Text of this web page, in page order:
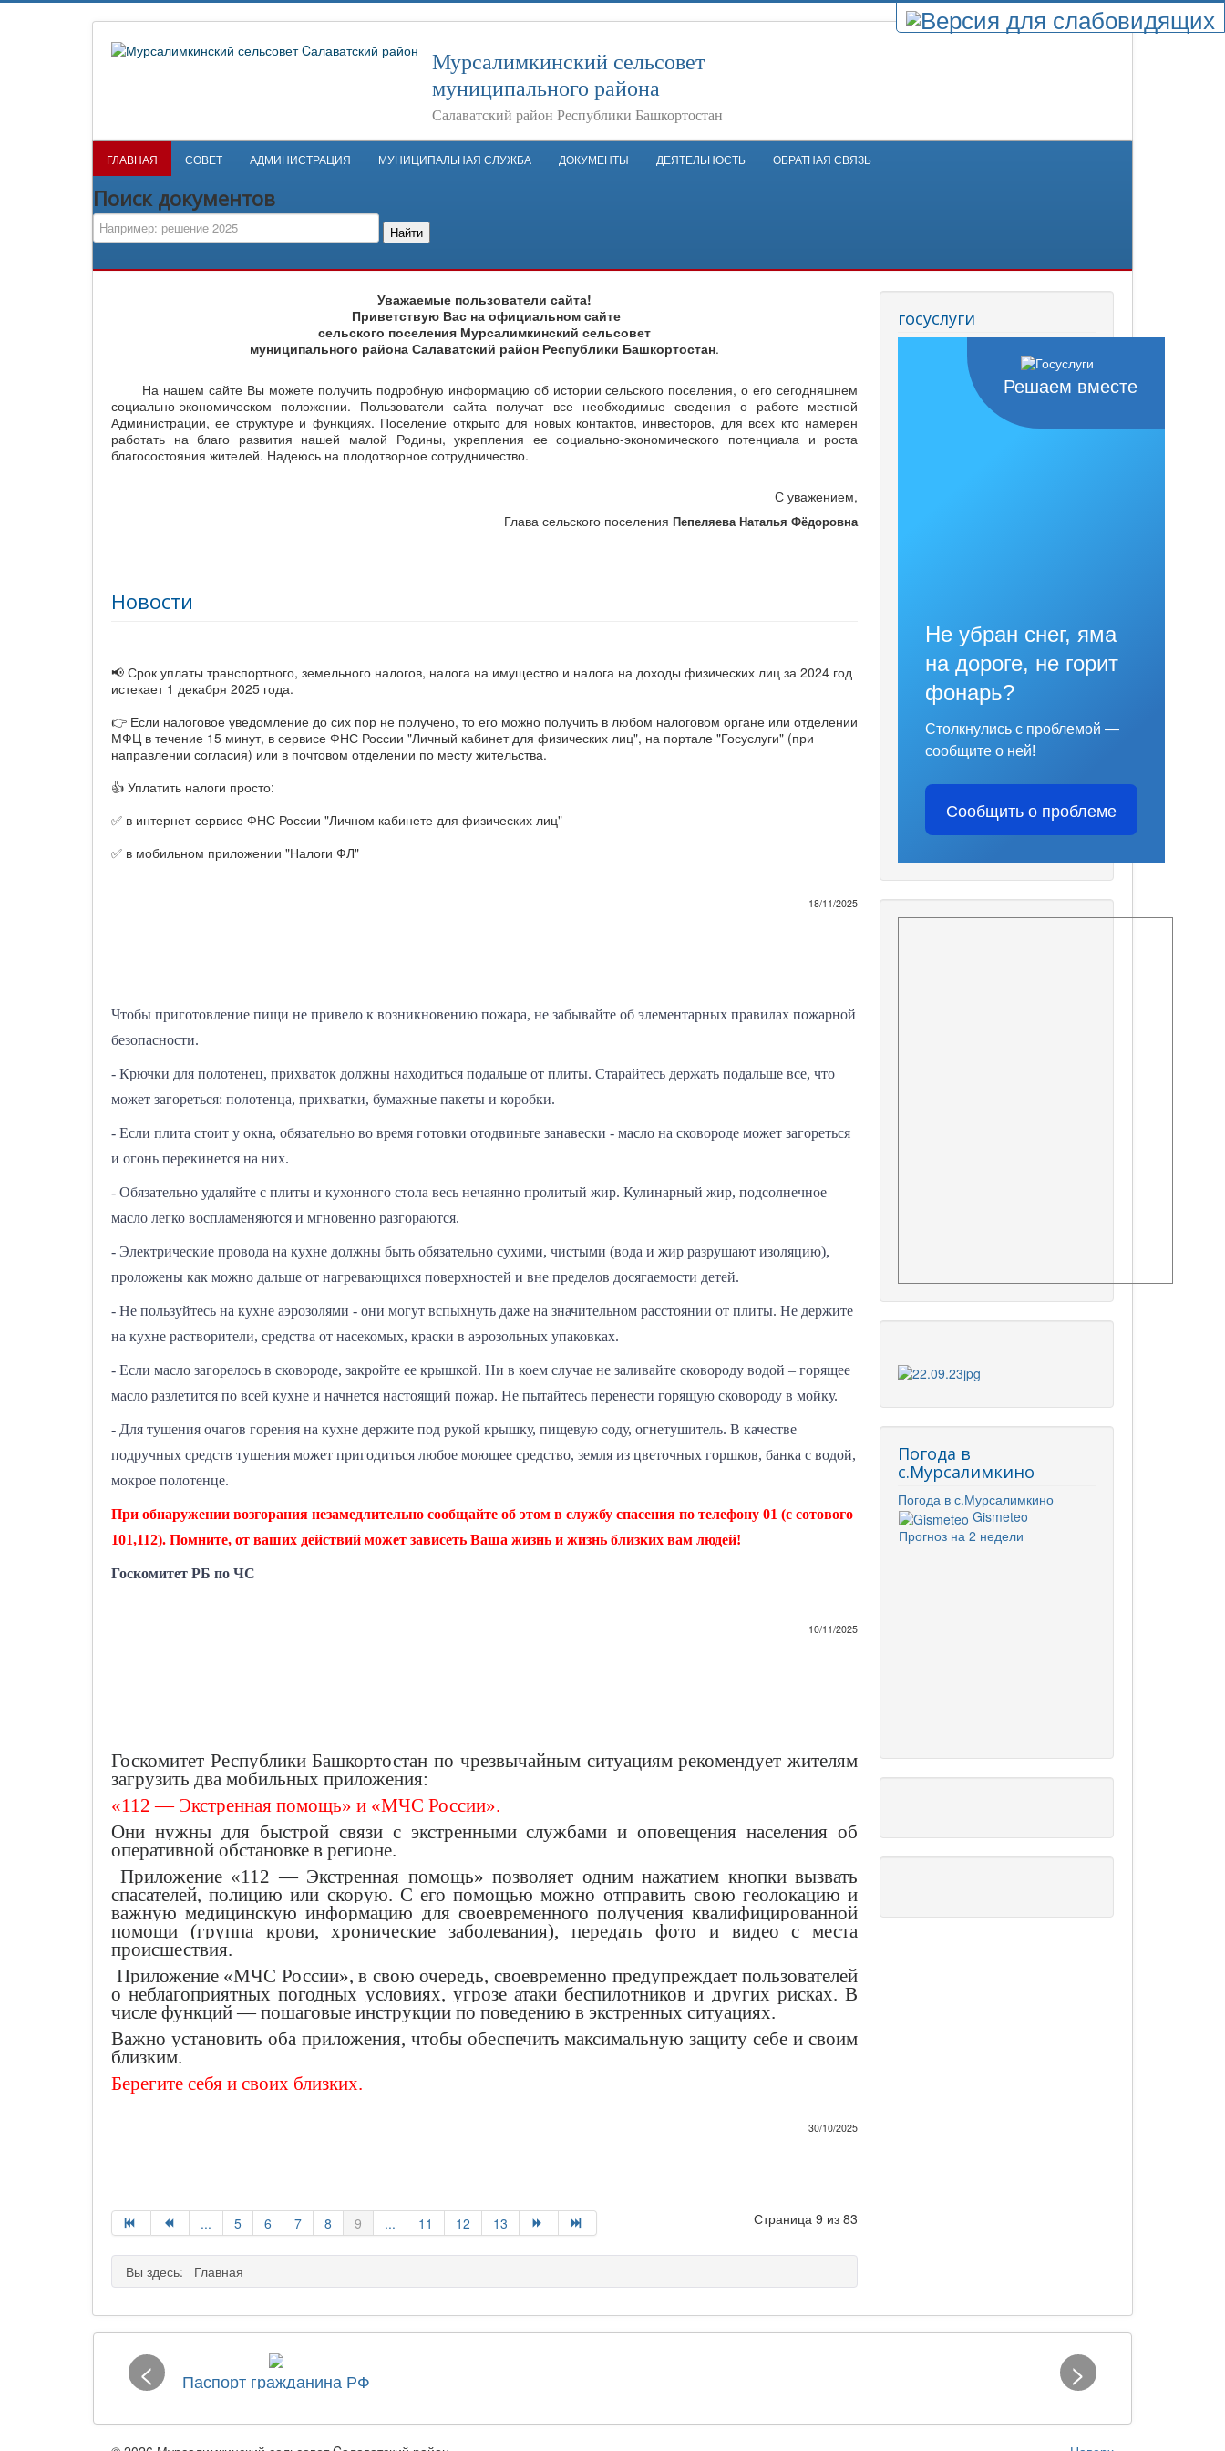
Мурсалимкинский сельсовет
муниципального района
Салаватский район Республики Башкортостан
ГЛАВНАЯ СОВЕТ АДМИНИСТРАЦИЯ МУНИЦИПАЛЬНАЯ СЛУЖБА ДОКУМЕНТЫ ДЕЯТЕЛЬНОСТЬ ОБРАТНАЯ СВЯЗЬ
Поиск документов
Найти
Уважаемые пользователи сайта!
Приветствую Вас на официальном сайте
сельского поселения Мурсалимкинский сельсовет
муниципального района Салаватский район Республики Башкортостан.
На нашем сайте Вы можете получить подробную информацию об истории сельского поселения, о его сегодняшнем
социально-экономическом положении. Пользователи сайта получат все необходимые сведения о работе местной
Администрации, ее структуре и функциях. Поселение открыто для новых контактов, инвесторов, для всех кто намерен
работать на благо развития нашей малой Родины, укрепления ее социально-экономического потенциала и роста
благосостояния жителей. Надеюсь на плодотворное сотрудничество.
С уважением,
Глава сельского поселения Пепеляева Наталья Фёдоровна
Новости
📢 Срок уплаты транспортного, земельного налогов, налога на имущество и налога на доходы физических лиц за 2024 год
истекает 1 декабря 2025 года.
👉 Если налоговое уведомление до сих пор не получено, то его можно получить в любом налоговом органе или отделении
МФЦ в течение 15 минут, в сервисе ФНС России "Личный кабинет для физических лиц", на портале "Госуслуги" (при
направлении согласия) или в почтовом отделении по месту жительства.
👍 Уплатить налоги просто:
✅ в интернет-сервисе ФНС России "Личном кабинете для физических лиц"
✅ в мобильном приложении "Налоги ФЛ"
18/11/2025
Чтобы приготовление пищи не привело к возникновению пожара, не забывайте об элементарных правилах пожарной
безопасности.
- Крючки для полотенец, прихваток должны находиться подальше от плиты. Старайтесь держать подальше все, что
может загореться: полотенца, прихватки, бумажные пакеты и коробки.
- Если плита стоит у окна, обязательно во время готовки отодвиньте занавески - масло на сковороде может загореться
и огонь перекинется на них.
- Обязательно удаляйте с плиты и кухонного стола весь нечаянно пролитый жир. Кулинарный жир, подсолнечное
масло легко воспламеняются и мгновенно разгораются.
- Электрические провода на кухне должны быть обязательно сухими, чистыми (вода и жир разрушают изоляцию),
проложены как можно дальше от нагревающихся поверхностей и вне пределов досягаемости детей.
- Не пользуйтесь на кухне аэрозолями - они могут вспыхнуть даже на значительном расстоянии от плиты. Не держите
на кухне растворители, средства от насекомых, краски в аэрозольных упаковках.
- Если масло загорелось в сковороде, закройте ее крышкой. Ни в коем случае не заливайте сковороду водой – горящее
масло разлетится по всей кухне и начнется настоящий пожар. Не пытайтесь перенести горящую сковороду в мойку.
- Для тушения очагов горения на кухне держите под рукой крышку, пищевую соду, огнетушитель. В качестве
подручных средств тушения может пригодиться любое моющее средство, земля из цветочных горшков, банка с водой,
мокрое полотенце.
При обнаружении возгорания незамедлительно сообщайте об этом в службу спасения по телефону 01 (с сотового
101,112). Помните, от ваших действий может зависеть Ваша жизнь и жизнь близких вам людей!
Госкомитет РБ по ЧС
10/11/2025
Госкомитет Республики Башкортостан по чрезвычайным ситуациям рекомендует жителям
загрузить два мобильных приложения:
«112 — Экстренная помощь» и «МЧС России».
Они нужны для быстрой связи с экстренными службами и оповещения населения об
оперативной обстановке в регионе.
Приложение «112 — Экстренная помощь» позволяет одним нажатием кнопки вызвать
спасателей, полицию или скорую. С его помощью можно отправить свою геолокацию и
важную медицинскую информацию для своевременного получения квалифицированной
помощи (группа крови, хронические заболевания), передать фото и видео с места
происшествия.
Приложение «МЧС России», в свою очередь, своевременно предупреждает пользователей
о неблагоприятных погодных условиях, угрозе атаки беспилотников и других рисках. В
числе функций — пошаговые инструкции по поведению в экстренных ситуациях.
Важно установить оба приложения, чтобы обеспечить максимальную защиту себе и своим
близким.
Берегите себя и своих близких.
30/10/2025
Страница 9 из 83
... 5 6 7 8 9 ... 11 12 13
Вы здесь: Главная
госуслуги
Решаем вместе
Не убран снег, яма
на дороге, не горит
фонарь?
Столкнулись с проблемой —
сообщите о ней!
Сообщить о проблеме
Погода в
с.Мурсалимкино
Погода в с.Мурсалимкино
Gismeteo
Прогноз на 2 недели
Паспорт гражданина РФ
< >